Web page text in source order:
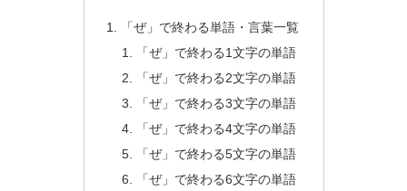
「ぜ」で終わる単語・言葉一覧
「ぜ」で終わる1文字の単語
「ぜ」で終わる2文字の単語
「ぜ」で終わる3文字の単語
「ぜ」で終わる4文字の単語
「ぜ」で終わる5文字の単語
「ぜ」で終わる6文字の単語